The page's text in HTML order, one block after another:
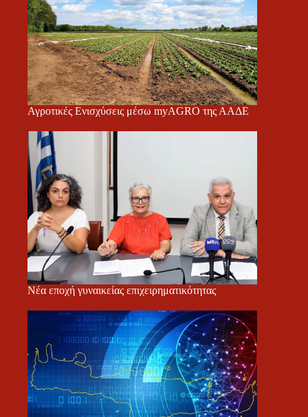
Αγροτικές Ενισχύσεις μέσω myAGRO της ΑΑΔΕ
Νέα εποχή γυναικείας επιχειρηματικότητας